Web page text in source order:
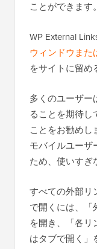
ことができます。
WP External
ウィンドウまた
をサイトに留め
多くのユーザー
ることを期待し
ことをお勧めし
モバイルユーザ
ため、使いすぎ
すべての外部リ
で開くには、「
を開き、「各リ
はタブで開く」